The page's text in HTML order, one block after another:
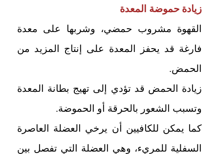
زيادة حموضة المعدة
القهوة مشروب حمضي، وشربها على معدة
فارغة قد يحفز المعدة على إنتاج المزيد من
الحمض.
زيادة الحمض قد تؤدي إلى تهيج بطانة المعدة
وتسبب الشعور بالحرقة أو الحموضة.
كما يمكن للكافيين أن يرخي العضلة العاصرة
السفلية للمريء، وهي العضلة التي تفصل بين